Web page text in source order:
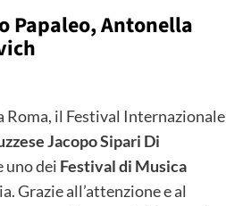
Papaleo, Antonella
Roma, il Festival Internazionale
Jacopo Sipari Di
uno dei Festival di Musica
Grazie all’attenzione e al